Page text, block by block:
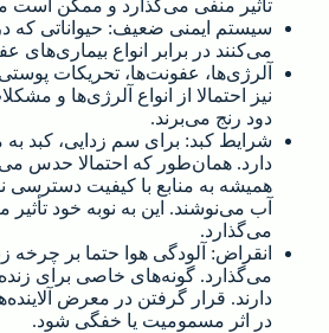
تأثیر منفی می‌گذارد و ممکن است
سیستم ایمنی ضعیف: حیواناتی که
می‌کنند در برابر انواع بیماری‌های
آلرژی‌ها، عفونت‌ها، تحریکات
نیز احتمالا از انواع آلرژی‌ها و
دود رنج می‌برند.
شرایط کبد: برای سم زدایی، کبد به
دارد. همان‌طور که احتمالا حدس
همیشه به منابع با کیفیت دسترسی
آب می‌نوشند. این به نوبه خود تأثیر
می‌گذارد.
انقراض: آلودگی هوا حتما بر چرخه
می‌گذارد. گونه‌های خاصی برای زنده
دارند. قرار گرفتن در معرض
در اثر مسمومیت یا خفگی شود.